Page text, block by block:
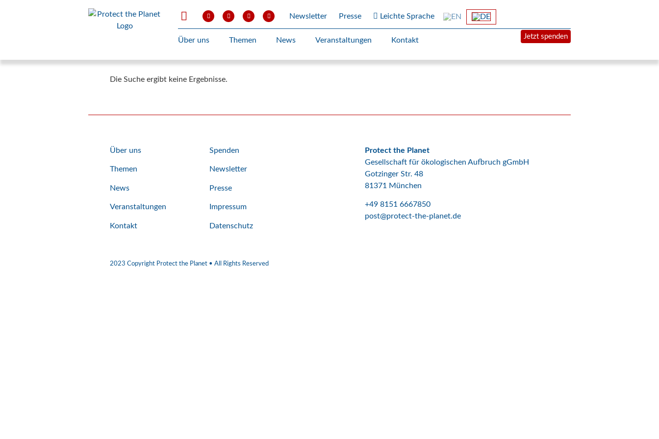
Newsletter Presse Leichte Sprache
Über uns Themen News Veranstaltungen Kontakt Jetzt spenden
Die Suche ergibt keine Ergebnisse.
Über uns
Themen
News
Veranstaltungen
Kontakt
Spenden
Newsletter
Presse
Impressum
Datenschutz
Protect the Planet
Gesellschaft für ökologischen Aufbruch gGmbH
Gotzinger Str. 48
81371 München
+49 8151 6667850
post@protect-the-planet.de
2023 Copyright Protect the Planet • All Rights Reserved